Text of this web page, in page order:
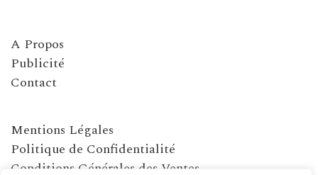
A Propos
Publicité
Contact
Mentions Légales
Politique de Confidentialité
Conditions Générales des Ventes